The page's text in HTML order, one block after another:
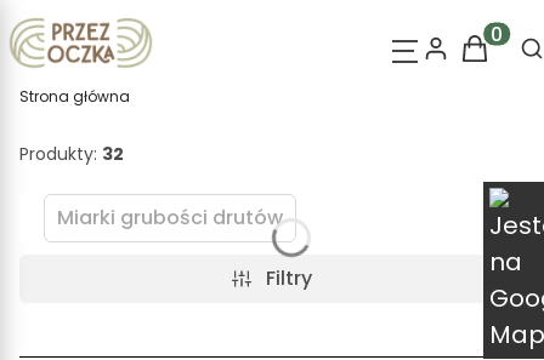
Strona główna
Produkty: 32
Miarki grubości drutów
Filtry